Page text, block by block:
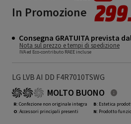
In Promozione
Consegna GRATUITA prevista
Nota sul prezzo e tempi di spedizione
IVA ed Eco-contributo RAEE incluse
LG LVB AI DD F4R7010TSWG
MOLTO BUONO
R: Confezione non originale integra
O: Accessori principali presenti
B: Estetica
N: Prodotto